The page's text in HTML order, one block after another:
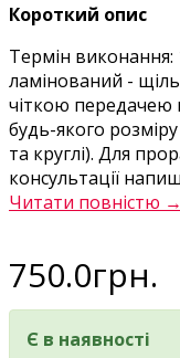
Короткий опис
Термін виконання:
ламінований -
чіткою передачею
будь-якого
та круглі). Для
консультації
Читати повністю →
750.0грн.
Є в наявності